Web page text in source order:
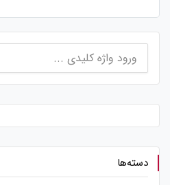
برای:
دسته‌ها